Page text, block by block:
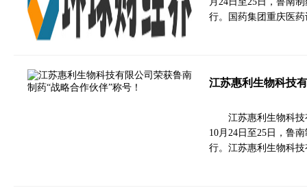
行。国药集团重庆医
江苏惠利生物科技
江苏惠利生物科
10月24日至25日，鲁
行。江苏惠利生物科